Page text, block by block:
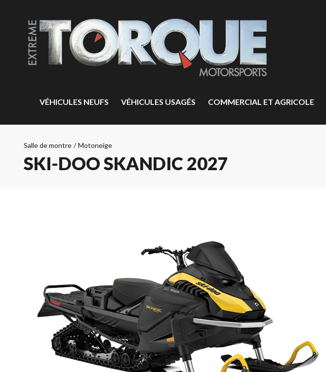
VÉHICULES NEUFS VÉHICULES USAGÉS COMMERCIAL ET AGRICOLE
Salle de montre / Motoneige
SKI-DOO SKANDIC 2027